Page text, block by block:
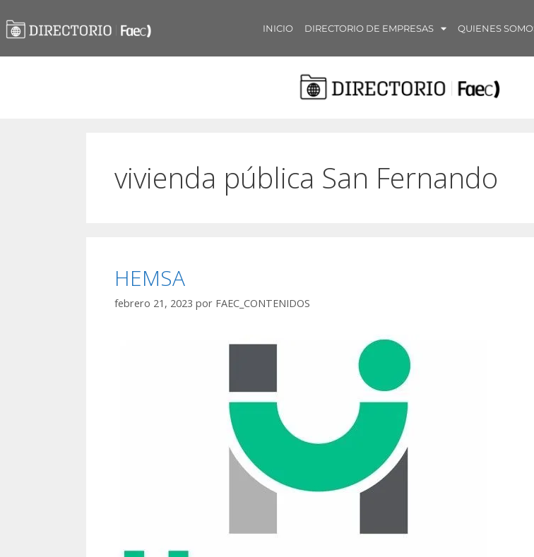
INICIO DIRECTORIO DE EMPRESAS QUIENES
vivienda pública San Fernando
HEMSA
febrero 21, 2023 por FAEC_CONTENIDOS